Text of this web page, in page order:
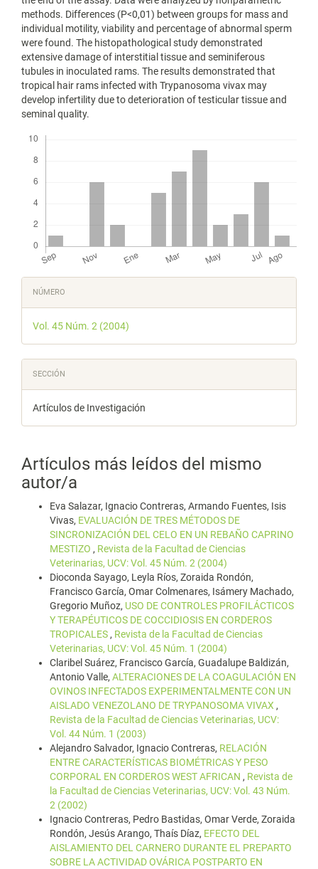
methods. Differences (P<0,01) between groups for mass and
individual motility, viability and percentage of abnormal sperm
were found. The histopathological study demonstrated
extensive damage of interstitial tissue and seminiferous
tubules in inoculated rams. The results demonstrated that
tropical hair rams infected with Trypanosoma vivax may
develop infertility due to deterioration of testicular tissue and
seminal quality.
Detalles
del
artículo
NÚMERO
Vol. 45 Núm. 2 (2004)
SECCIÓN
Artículos de Investigación
Artículos más leídos del mismo
autor/a
Eva Salazar, Ignacio Contreras, Armando Fuentes, Isis
Vivas, EVALUACIÓN DE TRES MÉTODOS DE
SINCRONIZACIÓN DEL CELO EN UN REBAÑO CAPRINO
MESTIZO , Revista de la Facultad de Ciencias
Veterinarias, UCV: Vol. 45 Núm. 2 (2004)
Dioconda Sayago, Leyla Ríos, Zoraida Rondón,
Francisco García, Omar Colmenares, Isámery Machado,
Gregorio Muñoz, USO DE CONTROLES PROFILÁCTICOS
Y TERAPÉUTICOS DE COCCIDIOSIS EN CORDEROS
TROPICALES , Revista de la Facultad de Ciencias
Veterinarias, UCV: Vol. 45 Núm. 1 (2004)
Claribel Suárez, Francisco García, Guadalupe Baldizán,
Antonio Valle, ALTERACIONES DE LA COAGULACIÓN EN
OVINOS INFECTADOS EXPERIMENTALMENTE CON UN
AISLADO VENEZOLANO DE TRYPANOSOMA VIVAX ,
Revista de la Facultad de Ciencias Veterinarias, UCV:
Vol. 44 Núm. 1 (2003)
Alejandro Salvador, Ignacio Contreras, RELACIÓN
ENTRE CARACTERÍSTICAS BIOMÉTRICAS Y PESO
CORPORAL EN CORDEROS WEST AFRICAN , Revista de
la Facultad de Ciencias Veterinarias, UCV: Vol. 43 Núm.
2 (2002)
Ignacio Contreras, Pedro Bastidas, Omar Verde, Zoraida
Rondón, Jesús Arango, Thaís Díaz, EFECTO DEL
AISLAMIENTO DEL CARNERO DURANTE EL PREPARTO
SOBRE LA ACTIVIDAD OVÁRICA POSTPARTO EN